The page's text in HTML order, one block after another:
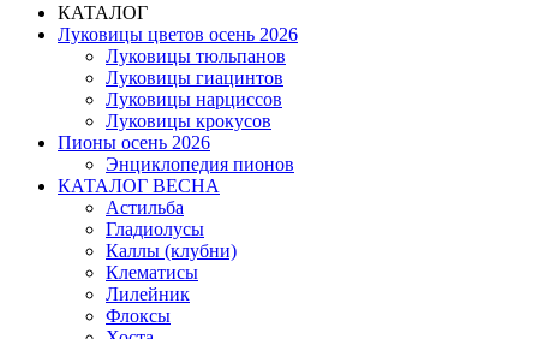
КАТАЛОГ
Луковицы цветов осень 2026
Луковицы тюльпанов
Луковицы гиацинтов
Луковицы нарциссов
Луковицы крокусов
Пионы осень 2026
Энциклопедия пионов
КАТАЛОГ ВЕСНА
Астильба
Гладиолусы
Каллы (клубни)
Клематисы
Лилейник
Флоксы